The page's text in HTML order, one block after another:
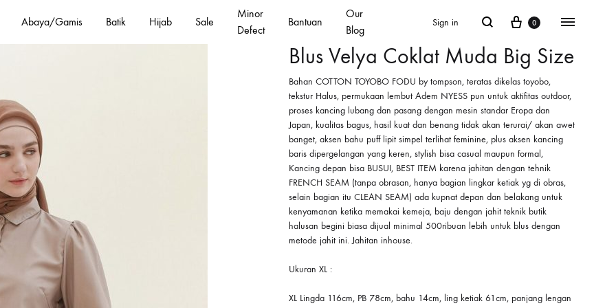
Abaya/Gamis Batik Hijab Sale
Minor
Defect
Bantuan
Our
Blog
Sign in Search Cart
0 Menu
Blus Velya Coklat Muda Big Size
Bahan COTTON TOYOBO FODU by tompson, teratas dikelas toyobo,
tekstur Halus, permukaan lembut Adem NYESS pun untuk aktifitas outdoor,
proses kancing lubang dan pasang dengan mesin standar Eropa dan
Japan, kualitas bagus, hasil kuat dan benang tidak akan terurai/ akan awet
banget, aksen bahu puff lipit simpel terlihat feminine, plus aksen kancing
baris dipergelangan yang keren, stylish bisa casual maupun formal,
Kancing depan bisa BUSUI, BEST ITEM karena jahitan dengan tehnik
FRENCH SEAM (tanpa obrasan, hanya bagian lingkar ketiak yg di obras,
selain bagian itu CLEAN SEAM) ada kupnat depan dan belakang untuk
kenyamanan ketika memakai kemeja, baju dengan jahit teknik butik
halusan begini biasa dijual minimal 500ribuan lebih untuk blus dengan
metode jahit ini. Jahitan inhouse.
Ukuran XL :
XL Lingda 116cm, PB 78cm, bahu 14cm, ling ketiak 61cm, panjang lengan